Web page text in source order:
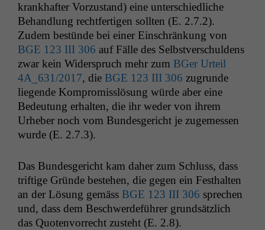
krankhafter Vorzu­s­tand) eine unter­schiedliche
Behand­lung recht­fer­ti­gen soll­ten (E. 2.7.2).
Zudem bestünde bei ein­er Ein­schränkung von
BGE 123 III 306 auf Fälle des Selb­stver­schuldens
zwar kein Wider­spruch mehr zum BGer Urteil
4A_631/2017, die BGE 123 III 306 zugrunde
liegende Kom­pro­miss­lö­sung würde aber eine
Bedeu­tung erhal­ten, die ihr wed­er von ihrem
Urhe­ber noch vom Bun­des­gericht je zugemessen
wurde (E. 2.7.3).
Das Bun­des­gericht kam daher zum Schluss, dass
triftige Gründe beste­hen, die gegen ein Fes­thal­ten
an der Lösung gemäss BGE 123 III 306 sprechen
und, dass dem Beschw­erde­führer grund­sät­zlich
das Quoten­vor­recht zuste­ht (E. 2.8).
Statistiken
Um unsere
Website zu
verbessern,
zeichnen
wir
anonyme
statistische
Daten auf.
Einige
Funktionen auf
dieser Website
sind optional.
Wenn Sie
diese Option